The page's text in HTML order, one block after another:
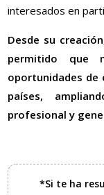
interesados en
Desde su
permitido que
oportunidades
países,
profesional y
*Si te ha